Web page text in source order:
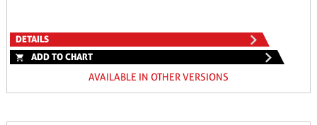
DETAILS
ADD TO CHART
AVAILABLE IN OTHER VERSIONS